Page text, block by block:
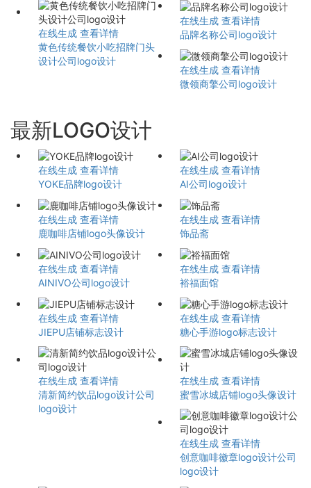
在线生成 查看详情
黄色传统餐饮小吃招牌门头
设计公司logo设计
在线生成 查看详情
品牌名称公司logo设计
在线生成 查看详情
微领商擎公司logo设计
最新LOGO设计
在线生成 查看详情
YOKE品牌logo设计
在线生成 查看详情
AI公司logo设计
在线生成 查看详情
鹿咖啡店铺logo头像设计
在线生成 查看详情
饰品斋
在线生成 查看详情
AINIVO公司logo设计
在线生成 查看详情
裕福面馆
在线生成 查看详情
JIEPU店铺标志设计
在线生成 查看详情
糖心手游logo标志设计
在线生成 查看详情
清新简约饮品logo设计公司
logo设计
在线生成 查看详情
蜜雪冰城店铺logo头像设计
在线生成 查看详情
创意咖啡徽章logo设计公司
logo设计